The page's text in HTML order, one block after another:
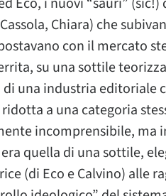
Chiara) che
con il mercato
su una sottile
una industria editoriale
ridotta a una categoria
incomprensibile, ma
quella di una sottile,
(di Eco e Calvino) alle